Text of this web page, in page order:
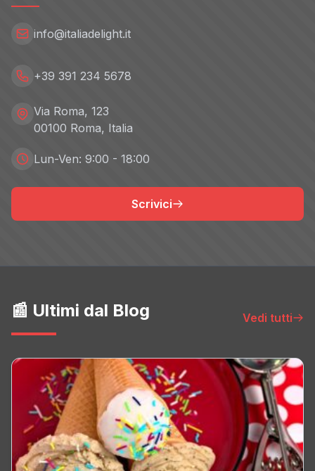
info@italiadelight.it
+39 391 234 5678
Via Roma, 123
00100 Roma, Italia
Lun-Ven: 9:00 - 18:00
Scrivici
📰 Ultimi dal Blog Vedi tutti